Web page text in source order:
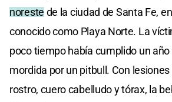
noreste de la ciudad de Santa Fe,
conocido como Playa Norte. La
poco tiempo había cumplido un año
mordida por un pitbull. Con
rostro, cuero cabelludo y tórax, la